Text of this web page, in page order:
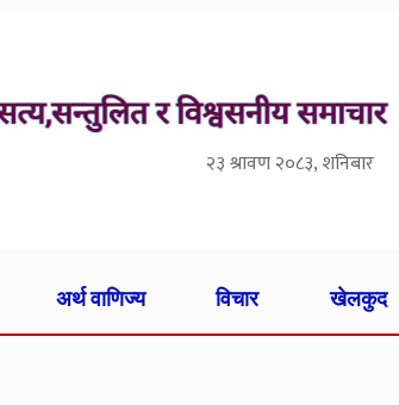
२३ श्रावण २०८३, शनिबार
अर्थ वाणिज्य विचार खेलकुद